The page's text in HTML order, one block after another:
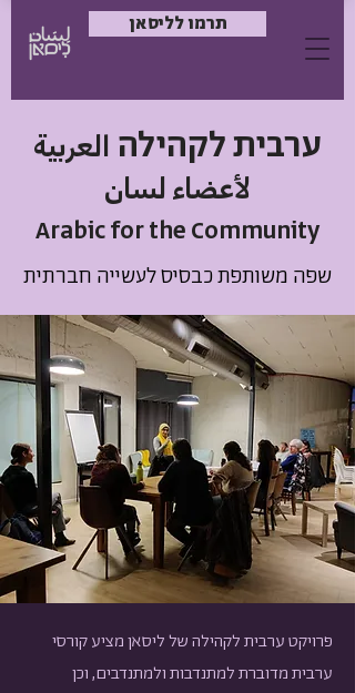
תרמו לליסאן
ערבית לקהילה العربية
لأعضاء لسان
Arabic for the Community
שפה משותפת כבסיס לעשייה חברתית
פרויקט ערבית לקהילה של ליסאן מציע קורסי
ערבית מדוברת למתנדבות ולמתנדבים, וכן